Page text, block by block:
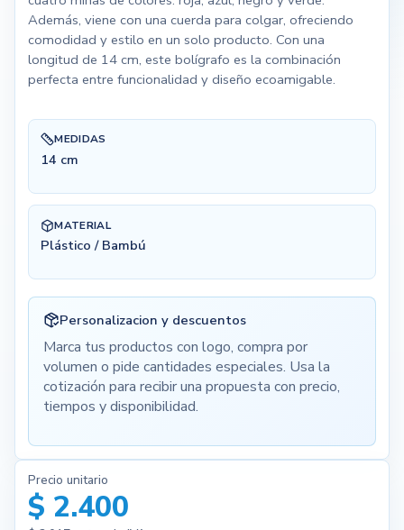
Además, viene con una cuerda para colgar, ofreciendo
comodidad y estilo en un solo producto. Con una
longitud de 14 cm, este bolígrafo es la combinación
perfecta entre funcionalidad y diseño ecoamigable.
MEDIDAS
14 cm
MATERIAL
Plástico / Bambú
Personalizacion y descuentos
Marca tus productos con logo, compra por
volumen o pide cantidades especiales. Usa la
cotización para recibir una propuesta con precio,
tiempos y disponibilidad.
Precio unitario
$ 2.400